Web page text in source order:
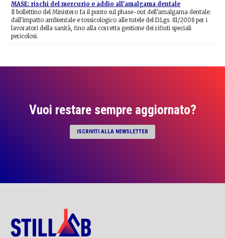
MASE: rischi del mercurio e addio all'amalgama dentale
Il bollettino del Ministero fa il punto sul phase-out dell'amalgama dentale:
dall'impatto ambientale e tossicologico alle tutele del D.Lgs. 81/2008 per i
lavoratori della sanità, fino alla corretta gestione dei rifiuti speciali
pericolosi.
Vuoi restare sempre aggiornato?
ISCRIVITI ALLA NEWSLETTER